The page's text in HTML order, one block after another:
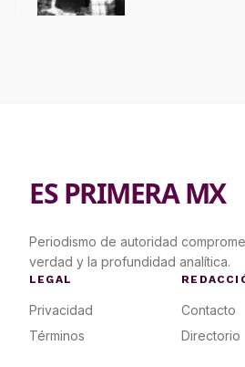
ES PRIMERA MX
Periodismo de autoridad
verdad y la profundidad analítica.
LEGAL
Privacidad
Términos
Contacto
Directorio